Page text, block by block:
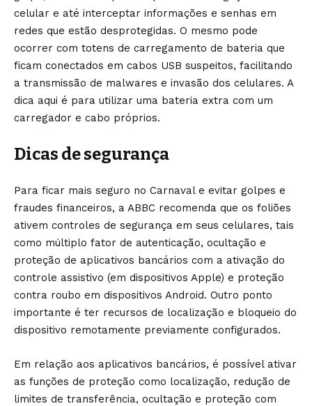
celular e até interceptar informações e senhas em
redes que estão desprotegidas. O mesmo pode
ocorrer com totens de carregamento de bateria que
ficam conectados em cabos USB suspeitos, facilitando
a transmissão de malwares e invasão dos celulares. A
dica aqui é para utilizar uma bateria extra com um
carregador e cabo próprios.
Dicas de segurança
Para ficar mais seguro no Carnaval e evitar golpes e
fraudes financeiros, a ABBC recomenda que os foliões
ativem controles de segurança em seus celulares, tais
como múltiplo fator de autenticação, ocultação e
proteção de aplicativos bancários com a ativação do
controle assistivo (em dispositivos Apple) e proteção
contra roubo em dispositivos Android. Outro ponto
importante é ter recursos de localização e bloqueio do
dispositivo remotamente previamente configurados.
Em relação aos aplicativos bancários, é possível ativar
as funções de proteção como localização, redução de
limites de transferência, ocultação e proteção com